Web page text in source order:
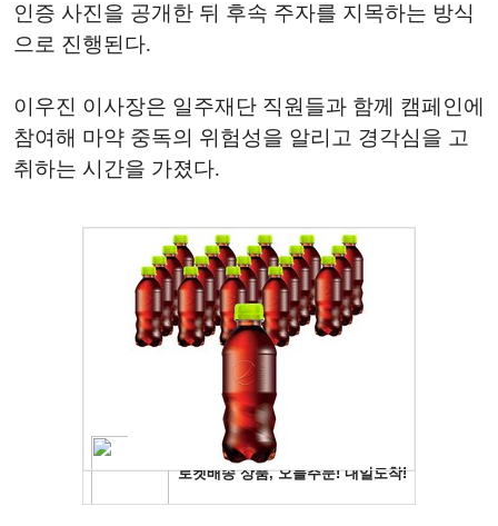
인증 사진을 공개한 뒤 후속 주자를 지목하는 방식
으로 진행된다.
이우진 이사장은 일주재단 직원들과 함께 캠페인에
참여해 마약 중독의 위험성을 알리고 경각심을 고
취하는 시간을 가졌다.